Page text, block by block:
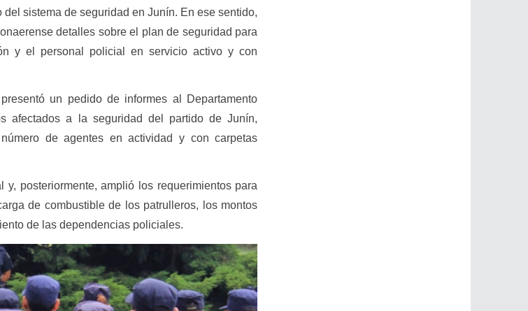
sistema de seguridad en Junín. En ese sentido,
detalles sobre el plan de seguridad para
y el personal policial en servicio activo y con
un pedido de informes al Departamento
afectados a la seguridad del partido de Junín,
de agentes en actividad y con carpetas
posteriormente, amplió los requerimientos para
de combustible de los patrulleros, los montos
de las dependencias policiales.